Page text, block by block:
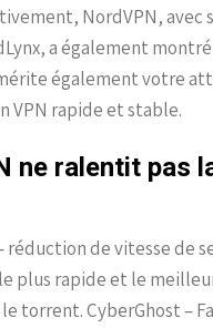
NordVPN, avec
a également
également votre
VPN rapide et stable.
ne ralentit pas
réduction de vitesse de
le plus rapide et le
torrent. CyberGhost –